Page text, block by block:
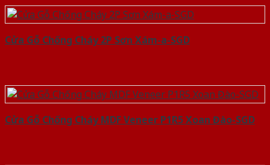
Cửa Gỗ Chống Cháy 2P Sơn Xám-a-SGD
Cửa Gỗ Chống Cháy MDF Veneer P1R5 Xoan Đào-SGD